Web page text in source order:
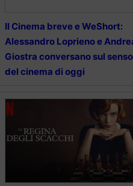
Il Cinema breve e WeShort:
Alessandro Loprieno e
Giostra conversano sul senso
del cinema di oggi